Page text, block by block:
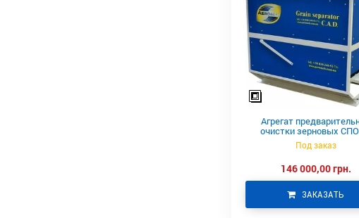
Агрегат
очистки зерновых
Под заказ
146 000,00 грн.
ЗАКАЗАТЬ